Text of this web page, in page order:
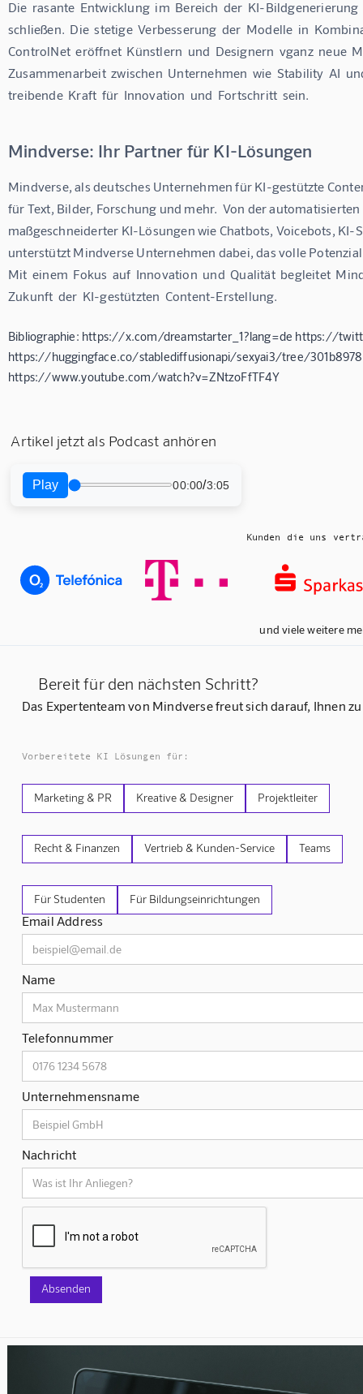
Die  rasante  Entwicklung  im  Bereich  der  KI-
schließen.  Die  stetige  Verbesserung  der  Modelle  in
ControlNet  eröffnet  Künstlern  und  Designern  vganz  neue
Zusammenarbeit  zwischen  Unternehmen  wie  Stability  AI
treibende  Kraft  für  Innovation  und  Fortschritt  sein.
Mindverse: Ihr Partner für KI-Lösungen
Mindverse, als deutsches Unternehmen für KI-gestützte
für Text, Bilder, Forschung und mehr.  Von der
maßgeschneiderter KI-Lösungen wie Chatbots, Voicebots,
unterstützt Mindverse Unternehmen dabei, das volle
Mit  einem  Fokus  auf  Innovation  und  Qualität  begleitet
Zukunft  der  KI-gestützten  Content-Erstellung.
Bibliographie: https://x.com/dreamstarter_1?lang=de https://
https://huggingface.co/stablediffusionapi/sexyai3/tree/
https://www.youtube.com/watch?v=ZNtzoFfTF4Y
Artikel jetzt als Podcast anhören
Play 00:00/3:05
Kunden die uns
und viele weitere
Bereit für den nächsten Schritt?
Das Expertenteam von Mindverse freut sich darauf, Ihnen
Vorbereitete KI Lösungen für:
Marketing & PR Kreative & Designer Projektleiter
Recht & Finanzen Vertrieb & Kunden-Service Teams
Für Studenten Für Bildungseinrichtungen
Email Address
Name
Telefonnummer
Unternehmensname
Nachricht